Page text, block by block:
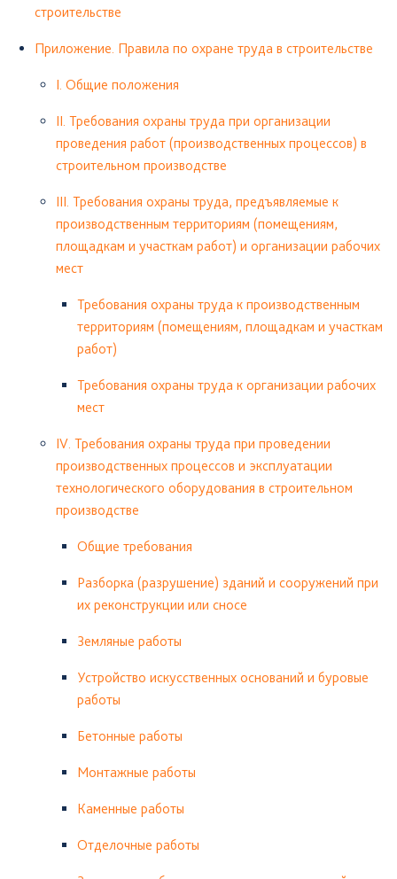
строительстве
Приложение. Правила по охране труда в строительстве
I. Общие положения
II. Требования охраны труда при организации
проведения работ (производственных процессов) в
строительном производстве
III. Требования охраны труда, предъявляемые к
производственным территориям (помещениям,
площадкам и участкам работ) и организации рабочих
мест
Требования охраны труда к производственным
территориям (помещениям, площадкам и участкам
работ)
Требования охраны труда к организации рабочих
мест
IV. Требования охраны труда при проведении
производственных процессов и эксплуатации
технологического оборудования в строительном
производстве
Общие требования
Разборка (разрушение) зданий и сооружений при
их реконструкции или сносе
Земляные работы
Устройство искусственных оснований и буровые
работы
Бетонные работы
Монтажные работы
Каменные работы
Отделочные работы